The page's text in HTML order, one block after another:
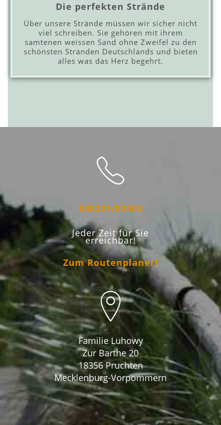
Die perfekten Strände
Über unsere Strände müssen wir sicher nicht
viel schreiben. Sie gehören mit ihrem
samtenen weissen Sand ohne Zweifel zu den
schönsten Stränden Deutschlands und bieten
alles was das Herz begehrt.
038231/82403
Jeder Zeit für Sie
erreichbar!
Zum Routenplaner!
Familie Luhowy
Zur Barthe 20
18356 Pruchten
Mecklenburg-Vorpommern